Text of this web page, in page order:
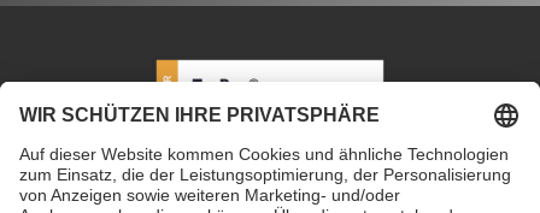
PETEC Verbindungstechnik GmbH | Wüstenbuch 26